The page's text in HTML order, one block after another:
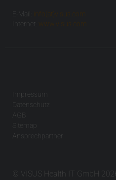
E-Mail:
info(at)visus.com
Internet:
www.visus.com
Impressum
Datenschutz
AGB
Sitemap
Ansprechpartner
© VISUS Health IT GmbH 2026